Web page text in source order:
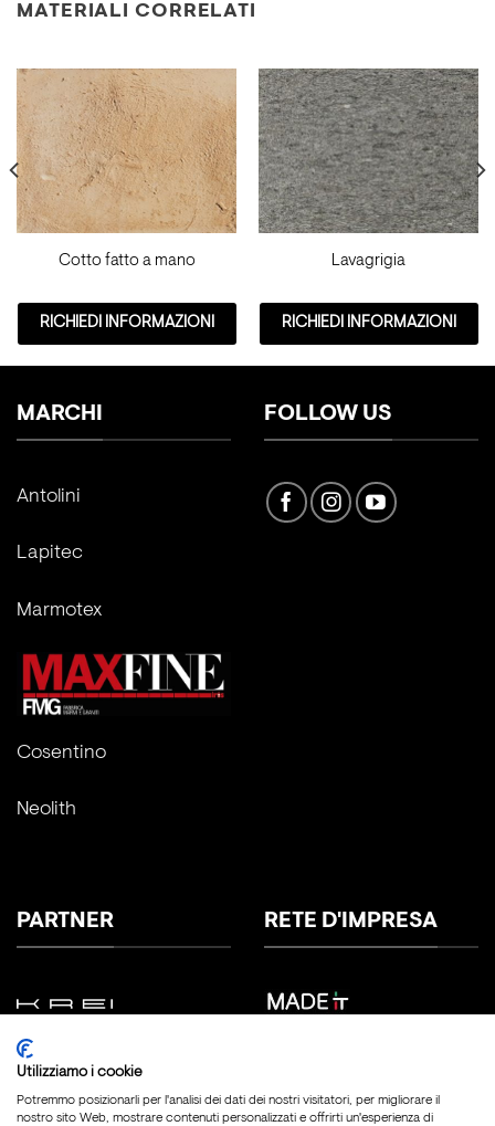
MATERIALI CORRELATI
Cotto fatto a mano
RICHIEDI INFORMAZIONI
Lavagrigia
RICHIEDI INFORMAZIONI
MARCHI
Antolini
Lapitec
Marmotex
Cosentino
Neolith
FOLLOW US
PARTNER RETE D'IMPRESA
Utilizziamo i cookie
Potremmo posizionarli per l'analisi dei dati dei nostri visitatori, per migliorare il
nostro sito Web, mostrare contenuti personalizzati e offrirti un'esperienza di